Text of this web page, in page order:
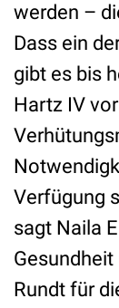
werden –
Dass ein
gibt es bis
Hartz IV
Verfügung
sagt Naila
Rundt für